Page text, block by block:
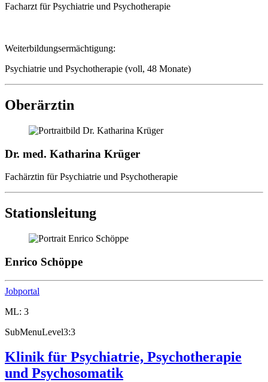
Facharzt für Psychiatrie und Psychotherapie
Weiterbildungsermächtigung:
Psychiatrie und Psychotherapie (voll, 48 Monate)
Oberärztin
Dr. med. Katharina Krüger
Fachärztin für Psychiatrie und Psychotherapie
Stationsleitung
Enrico Schöppe
Jobportal
ML: 3
SubMenuLevel3:3
Klinik für Psychiatrie, Psychotherapie
und Psychosomatik